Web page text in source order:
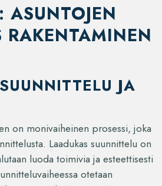
ASUNTOJEN
RAKENTAMINEN
JA
on monivaiheinen prosessi, joka
Laadukas suunnittelu on
luoda toimivia ja esteettisesti
otetaan